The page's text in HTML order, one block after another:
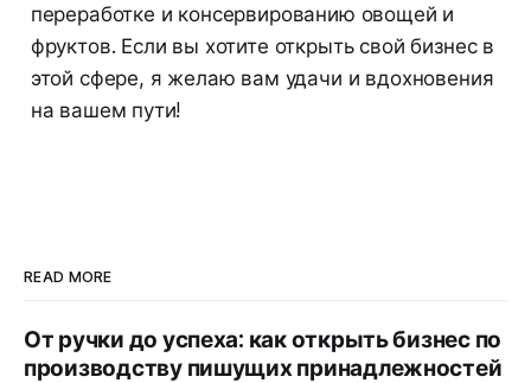
переработке и консервированию овощей и
фруктов. Если вы хотите открыть свой бизнес в
этой сфере, я желаю вам удачи и вдохновения
на вашем пути!
READ MORE
От ручки до успеха: как открыть бизнес по
производству пишущих принадлежностей